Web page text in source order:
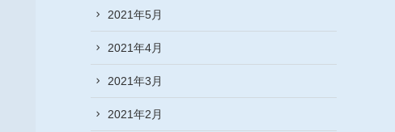
2021年5月
2021年4月
2021年3月
2021年2月